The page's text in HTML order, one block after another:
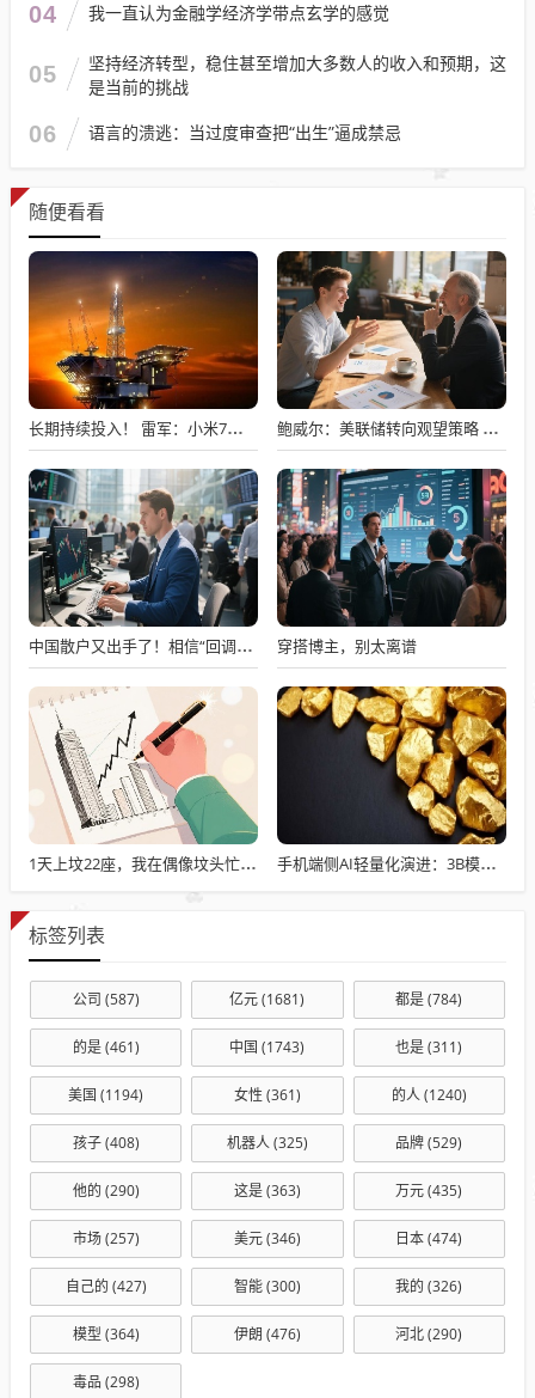
04 我一直认为金融学经济学带点玄学的感觉
05
坚持经济转型，稳住甚至增加大多数人的收入和预期，这
是当前的挑战
06 语言的溃逃：当过度审查把“出生”逼成禁忌
随便看看
长期持续投入！ 雷军：小米7篇论文入选国际顶级会议AAAI 鲍威尔：美联储转向观望策略 目前加息不是基本预期
中国散户又出手了！相信“回调就是上车机会” 3月以来净买入1.25万亿 穿搭博主，别太离谱
1天上坟22座，我在偶像坟头忙疯了 手机端侧AI轻量化演进：3B模型渐成主流 智能体标准亟待完善
标签列表
公司 (587) 亿元(1681) 都是(784)
的是(461) 中国 (1743) 也是(311)
美国 (1194) 女性 (361) 的人(1240)
孩子(408) 机器人(325) 品牌(529)
他的 (290) 这是(363) 万元(435)
市场(257) 美元(346) 日本(474)
自己的 (427) 智能(300) 我的 (326)
模型 (364) 伊朗 (476) 河北(290)
毒品 (298)